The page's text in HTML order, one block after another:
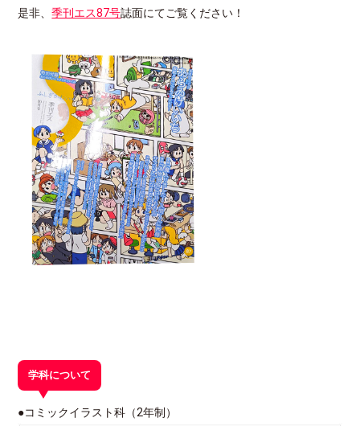
是非、季刊エス87号誌面にてご覧ください！
学科について
●コミックイラスト科（2年制）